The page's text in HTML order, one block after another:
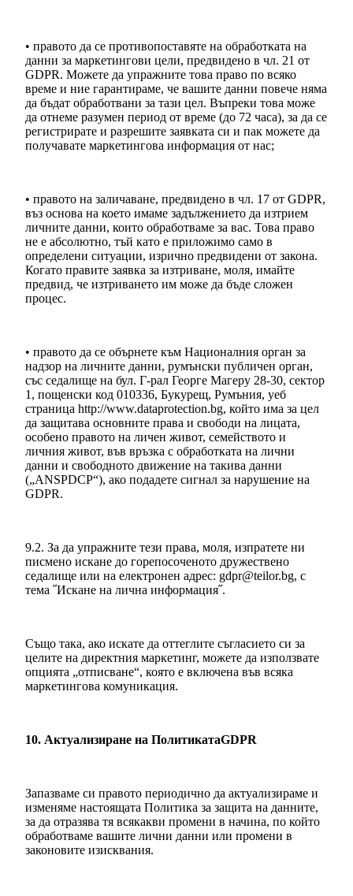
• правото да се противопоставяте на обработката на
данни за маркетингови цели, предвидено в чл. 21 от
GDPR. Можете да упражните това право по всяко
време и ние гарантираме, че вашите данни повече няма
да бъдат обработвани за тази цел. Въпреки това може
да отнеме разумен период от време (до 72 часа), за да се
регистрирате и разрешите заявката си и пак можете да
получавате маркетингова информация от нас;
• правото на заличаване, предвидено в чл. 17 от GDPR,
въз основа на което имаме задължението да изтрием
личните данни, които обработваме за вас. Това право
не е абсолютно, тъй като е приложимо само в
определени ситуации, изрично предвидени от закона.
Когато правите заявка за изтриване, моля, имайте
предвид, че изтриването им може да бъде сложен
процес.
• правото да се обърнете към Националния орган за
надзор на личните данни, румънски публичен орган,
със седалище на бул. Г-рал Георге Магеру 28-30, сектор
1, пощенски код 010336, Букурещ, Румъния, уеб
страница http://www.dataprotection.bg, който има за цел
да защитава основните права и свободи на лицата,
особено правото на личен живот, семейството и
личния живот, във връзка с обработката на лични
данни и свободното движение на такива данни
(„ANSPDCP“), ако подадете сигнал за нарушение на
GDPR.
9.2. За да упражните тези права, моля, изпратете ни
писмено искане до горепосоченото дружествено
седалище или на електронен адрес: gdpr@teilor.bg, с
тема ˝Искане на лична информация˝.
Също така, ако искате да оттеглите съгласието си за
целите на директния маркетинг, можете да използвате
опцията „отписване“, която е включена във всяка
маркетингова комуникация.
10. Актуализиране на ПолитикатаGDPR
Запазваме си правото периодично да актуализираме и
изменяме настоящата Политика за защита на данните,
за да отразява тя всякакви промени в начина, по който
обработваме вашите лични данни или промени в
законовите изисквания.